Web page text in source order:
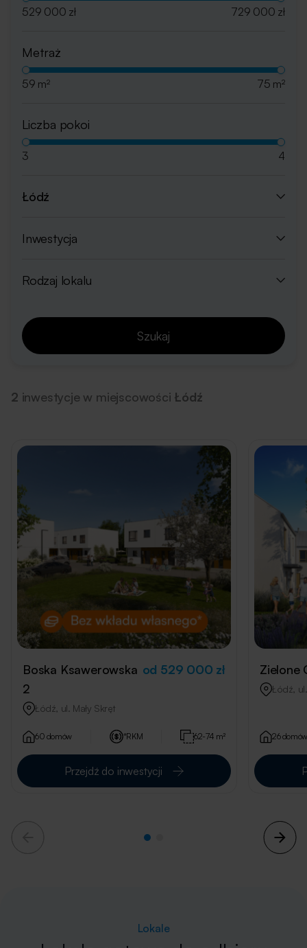
529 000 zł 729 000 zł
Metraż
59 m² 75 m²
Liczba pokoi
3 4
Łódź
Inwestycja
Rodzaj lokalu
Szukaj
2 inwestycje w miejscowości Łódź
Boska Ksawerowska
2
od 529 000 zł
Łódź, ul. Mały Skręt
60 domów *RKM 62-74 m²
Przejdź do inwestycji
Zielone
Łódź,
26 domów
Lokale